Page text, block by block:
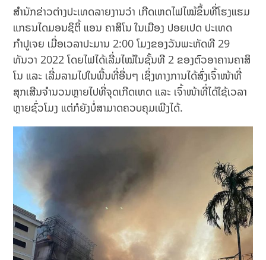
ສຳນັກຂ່າວຕ່າງປະເທດລາຍງານວ່າ ເກີດເຫດໄຟໄໝ້ຂຶ້ນທີ່ໂຮງແຮມ
ແກຣນໄດມອນຊິຕິ້ ແອນ ຄາສິໂນ ໃນເມືອງ ປອຍເປດ ປະເທດ
ກຳປູເຈຍ ເມື່ອເວລາປະມານ 2:00 ໂມງຂອງວັນພະຫັດທີ 29
ທັນວາ 2022 ໂດຍໄຟໄດ້ເລີ່ມໄໝ້ໃນຊັ້ນທີ 2 ຂອງຕົວອາຄານຄາສິ
ໂນ ແລະ ເລີ່ມລາມໄປໃນພື້ນທີ່ອື່ນໆ ເຊິ່ງທາງການໄດ້ສົ່ງເຈົ້າໜ້າທີ່
ສຸກເສີນຈຳນວນຫຼາຍໄປທີ່ຈຸດເກີດເຫດ ແລະ ເຈົ້າໜ້າທີ່ໄດ້ໃຊ້ເວລາ
ຫຼາຍຊົ່ວໂມງ ແຕ່ກໍຍັງບໍ່ສາມາດຄວບຄຸມເພີງໄດ້.